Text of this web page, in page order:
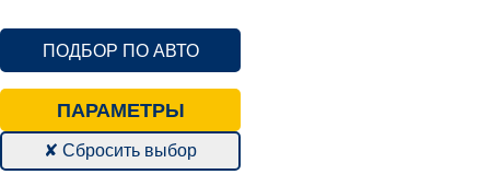
ПОДБОР ПО АВТО
ПАРАМЕТРЫ
✘ Сбросить выбор